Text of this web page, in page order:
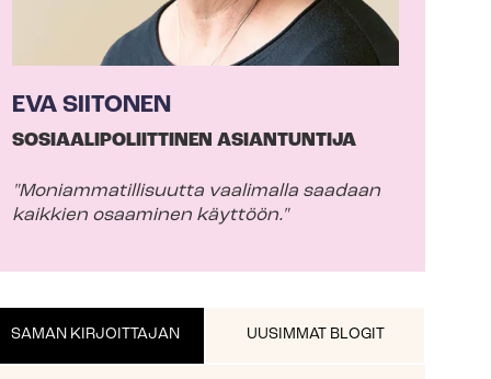
EVA SIITONEN
SO­SI­AA­LI­PO­LIIT­TI­NEN ASIANTUNTIJA
"Mo­niam­ma­til­li­suut­ta vaalimalla saadaan
kaikkien osaaminen käyttöön."
SAMAN KIRJOITTAJAN UUSIMMAT BLOGIT